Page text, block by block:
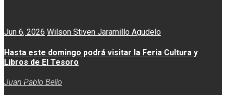
Jun 6, 2026 Wilson Stiven Jaramillo Agudelo
Hasta este domingo podrá visitar la Feria Cultura y
Libros de El Tesoro
Juan Pablo Bello